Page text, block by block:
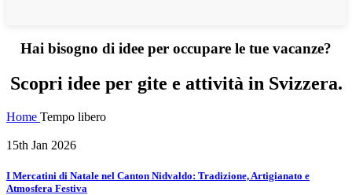
Hai bisogno di idee per occupare le tue vacanze?
Scopri idee per gite e attività in Svizzera.
Home Tempo libero
15th Jan 2026
I Mercatini di Natale nel Canton Nidvaldo: Tradizione, Artigianato e
Atmosfera Festiva